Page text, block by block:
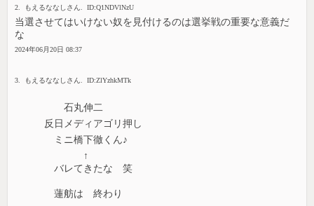
2. もえるななしさん. ID:Q1NDVlNzU
当選させてはいけない奴を見付けるのは選挙戦の重要な意義だ
な
2024年06月20日 08:37
3. もえるななしさん. ID:ZlYzhkMTk
石丸伸二
反日メディアゴリ押し
ミニ橋下徹くん♪
↑
バレてきたな 笑
蓮舫は 終わり